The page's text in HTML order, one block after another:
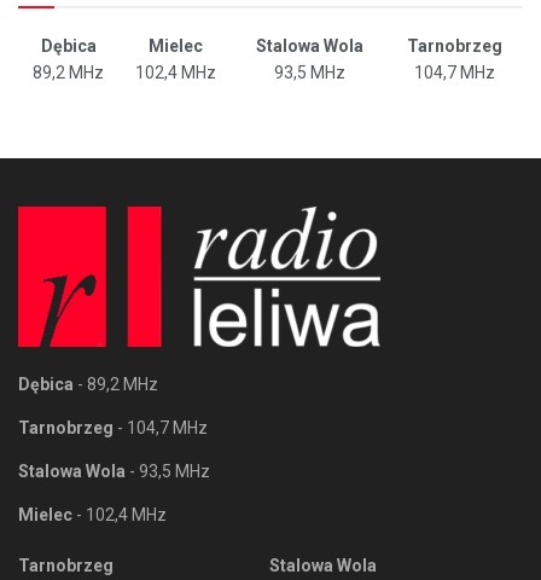
Dębica Mielec Stalowa Wola
Tarnobrzeg
89,2 MHz
102,4 MHz 93,5 MHz 104,7 MHz
Dębica - 89,2 MHz
Tarnobrzeg - 104,7 MHz
Stalowa Wola - 93,5 MHz
Mielec - 102,4 MHz
Tarnobrzeg Stalowa Wola